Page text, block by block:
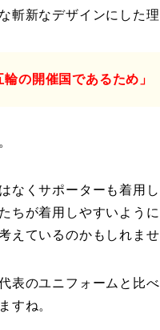
斬新なデザインにした理
輪の開催国であるため」
なくサポーターも着用
ちが着用しやすいよう
えているのかもしれませ
表のユニフォームと比
すね。